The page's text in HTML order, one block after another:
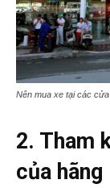
Nên mua xe tại các
2. Tham
của hãng